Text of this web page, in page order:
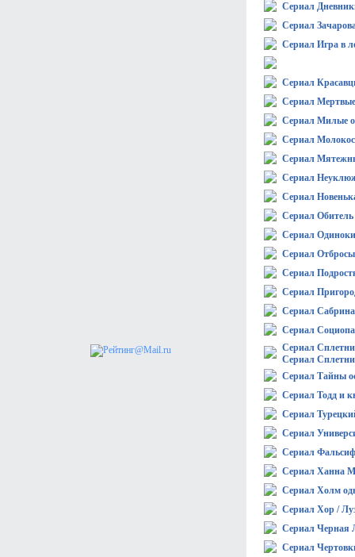
Сериал
Сериал
Сериал Игра в
Сериал
Сериал
Сериал Милые
Сериал
Сериал
Сериал
Сериал
Сериал
Сериал
Сериал
Сериал
Сериал
Сериал
Сериал
Сериал
Сериал
Сериал Тайны
Сериал Тодд и
Сериал
Сериал
Сериал
Сериал Ханна
Сериал Холм
Сериал Хор /
Сериал Черная
Сериал